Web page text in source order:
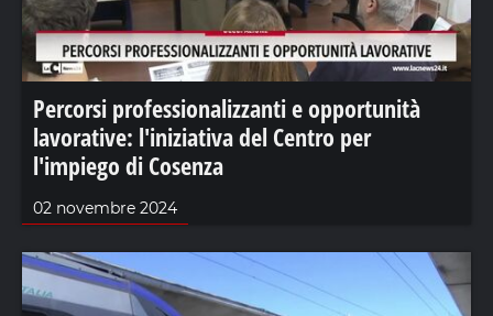
Percorsi professionalizzanti e opportunità
lavorative: l'iniziativa del Centro per
l'impiego di Cosenza
02 novembre 2024